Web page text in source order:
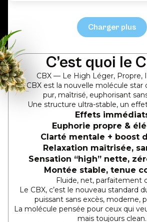
Charger plus
C’est quoi le
CBX — Le High Léger, Propre,
Le CBX est la nouvelle molécule star
pur, maîtrisé, euphorisant
Une structure ultra-stable, un
Effets
Euphorie propre &
Clarté mentale + boost
Relaxation maîtrisée,
Sensation “high” nette,
Montée stable, tenue
Fluide, net, parfaitement
Le CBX, c’est le nouveau standard
puissant sans excès, moderne,
La molécule pensée pour ceux qui
mais toujours clean.